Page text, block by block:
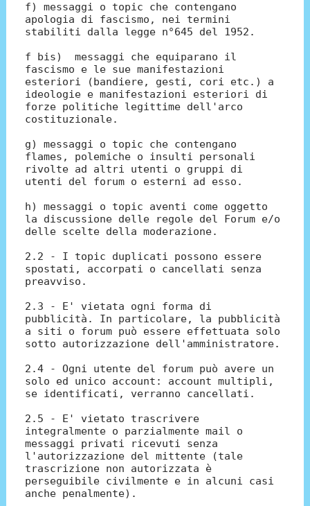
f) messaggi o topic che contengano
apologia di fascismo, nei termini
stabiliti dalla legge n°645 del 1952.
f bis) messaggi che equiparano il
fascismo e le sue manifestazioni
esteriori (bandiere, gesti, cori etc.) a
ideologie e manifestazioni esteriori di
forze politiche legittime dell'arco
costituzionale.
g) messaggi o topic che contengano
flames, polemiche o insulti personali
rivolte ad altri utenti o gruppi di
utenti del forum o esterni ad esso.
h) messaggi o topic aventi come oggetto
la discussione delle regole del Forum e/o
delle scelte della moderazione.
2.2 - I topic duplicati possono essere
spostati, accorpati o cancellati senza
preavviso.
2.3 - E' vietata ogni forma di
pubblicità. In particolare, la pubblicità
a siti o forum può essere effettuata solo
sotto autorizzazione dell'amministratore.
2.4 - Ogni utente del forum può avere un
solo ed unico account: account multipli,
se identificati, verranno cancellati.
2.5 - E' vietato trascrivere
integralmente o parzialmente mail o
messaggi privati ricevuti senza
l'autorizzazione del mittente (tale
trascrizione non autorizzata è
perseguibile civilmente e in alcuni casi
anche penalmente).